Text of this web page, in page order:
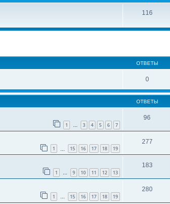
116
ОТВЕТЫ
0
ОТВЕТЫ
1 … 3 4 5 6 7
96
1 15 16 17 18 19
277
1 … 9 10 11 12 13
183
1 … 15 16 17 18 19
280